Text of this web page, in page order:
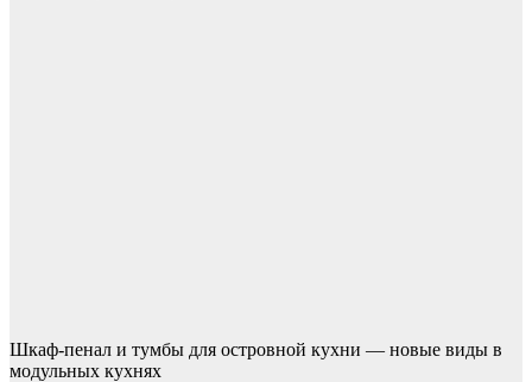
Шкаф-пенал и тумбы для островной кухни — новые виды в
модульных кухнях